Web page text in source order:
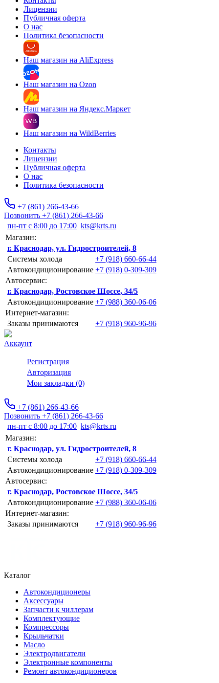
Лицензии
Публичная оферта
О нас
Политика безопасности
Наш магазин на AliExpress
Наш магазин на Ozon
Наш магазин на Яндекс.Маркет
Наш магазин на WildBerries
Контакты
Лицензии
Публичная оферта
О нас
Политика безопасности
+7 (861) 266-43-66
Позвонить +7 (861) 266-43-66
пн-пт с 8:00 до 17:00 kts@krts.ru
Магазин:
г. Краснодар, ул. Гидростроителей, 8
Системы холода
+7 (918) 660-66-44
Автокондиционирование +7 (918) 0-309-309
Автосервис:
г. Краснодар, Ростовское Шоссе, 34/5
Автокондиционирование +7 (988) 360-06-06
Интернет-магазин:
Заказы принимаются
+7 (918) 960-96-96
Аккаунт
Регистрация
Авторизация
Мои закладки (0)
+7 (861) 266-43-66
Позвонить +7 (861) 266-43-66
пн-пт с 8:00 до 17:00 kts@krts.ru
Магазин:
г. Краснодар, ул. Гидростроителей, 8
Системы холода
+7 (918) 660-66-44
Автокондиционирование +7 (918) 0-309-309
Автосервис:
г. Краснодар, Ростовское Шоссе, 34/5
Автокондиционирование +7 (988) 360-06-06
Интернет-магазин:
Заказы принимаются
+7 (918) 960-96-96
Каталог
Автокондиционеры
Аксессуары
Запчасти к чиллерам
Комплектующие
Компрессоры
Крыльчатки
Масло
Электродвигатели
Электронные компоненты
Ремонт автокондиционеров